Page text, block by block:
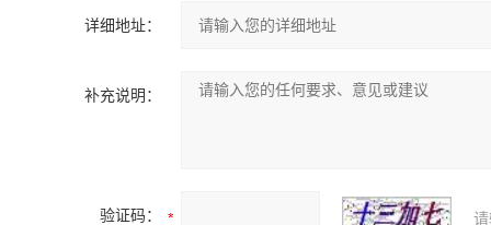
详细地址：
补充说明：
验证码：